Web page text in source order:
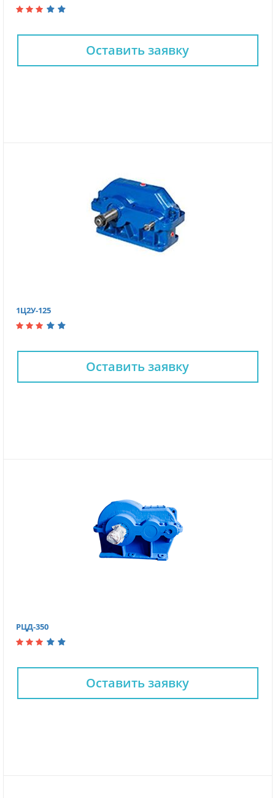
Оставить заявку
1Ц2У-125
Оставить заявку
РЦД-350
Оставить заявку